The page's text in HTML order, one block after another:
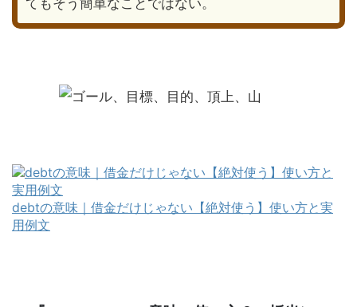
debtの意味｜借金だけじゃない【絶対使う】使い方と実
用例文